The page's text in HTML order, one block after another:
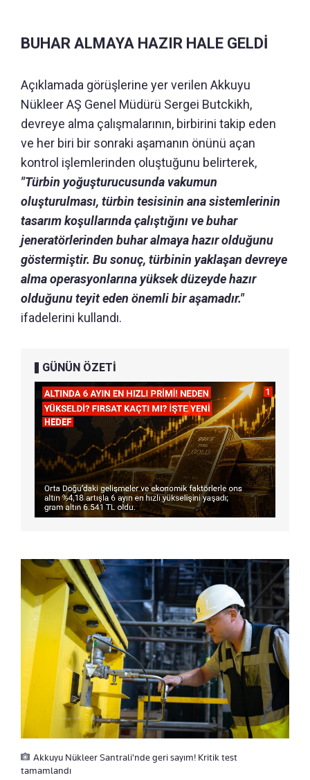
BUHAR ALMAYA HAZIR HALE GELDİ
Açıklamada görüşlerine yer verilen Akkuyu
Nükleer AŞ Genel Müdürü Sergei Butckikh,
devreye alma çalışmalarının, birbirini takip eden
ve her biri bir sonraki aşamanın önünü açan
kontrol işlemlerinden oluştuğunu belirterek,
"Türbin yoğuşturucusunda vakumun
oluşturulması, türbin tesisinin ana sistemlerinin
tasarım koşullarında çalıştığını ve buhar
jeneratörlerinden buhar almaya hazır olduğunu
göstermiştir. Bu sonuç, türbinin yaklaşan devreye
alma operasyonlarına yüksek düzeyde hazır
olduğunu teyit eden önemli bir aşamadır."
ifadelerini kullandı.
GÜNÜN ÖZETİ
Akkuyu Nükleer Santrali'nde geri sayım! Kritik test
tamamlandı